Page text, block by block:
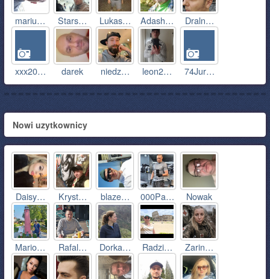
mariu… Stars… Lukas… Adash… Draln…
xxx20… darek niedz… leon2… 74Jur…
Nowi uzytkownicy
Daisy… Kryst… blaze… 000Pa… Nowak
Mario… Rafal… Dorka… Radzi… Zarin…